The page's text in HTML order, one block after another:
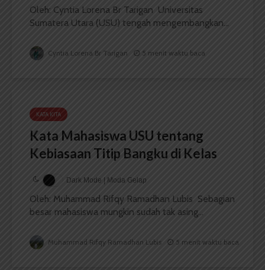
Oleh: Cyntia Lorena Br Tarigan Universitas
Sumatera Utara (USU) tengah mengembangkan...
Cyntia Lorena Br Tarigan 5 menit waktu baca
KATA KITA
Kata Mahasiswa USU tentang
Kebiasaan Titip Bangku di Kelas
Dark Mode | Moda Gelap
Oleh: Muhammad Rifqy Ramadhan Lubis Sebagian
besar mahasiswa mungkin sudah tak asing...
Muhammad Rifqy Ramadhan Lubis 5 menit waktu baca